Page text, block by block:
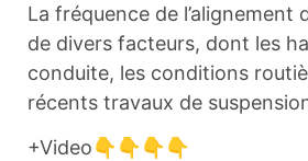
La fréquence de l’alignement
de divers facteurs, dont les
conduite, les conditions
récents travaux de
+Video👇👇👇👇